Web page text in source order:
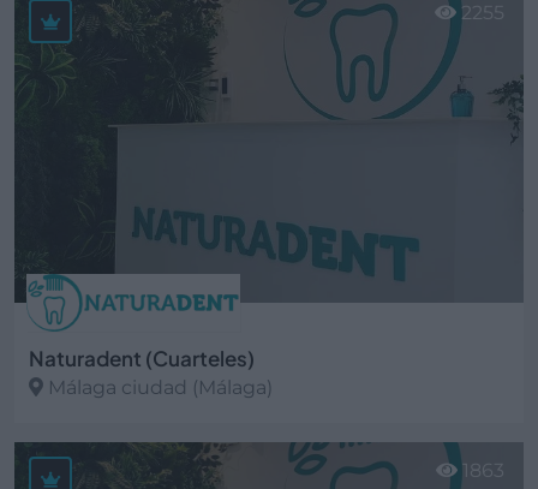
Naturadent (Cuarteles)
Málaga ciudad (Málaga)
Ver más
2255
1863